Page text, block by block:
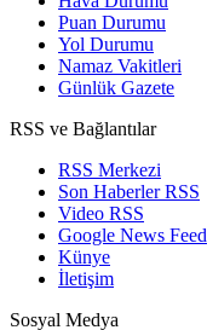
Puan Durumu
Yol Durumu
Namaz Vakitleri
Günlük Gazete
RSS ve Bağlantılar
RSS Merkezi
Son Haberler RSS
Video RSS
Google News Feed
Künye
İletişim
Sosyal Medya